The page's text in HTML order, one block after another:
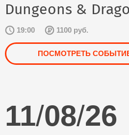
Dungeons &
19:00 1100 руб.
ПОСМОТРЕТЬ
11/08/26